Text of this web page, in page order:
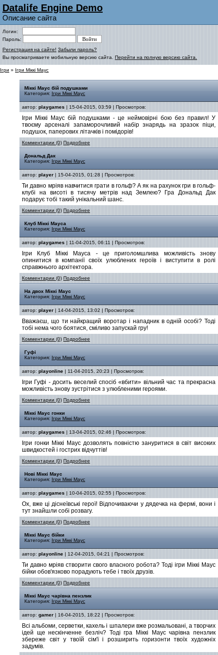
Datalife Engine Demo
Описание сайта
Логин:
Пароль:
Регистрация на сайте! Забыли пароль?
Вы просматриваете мобильную версию сайта. Перейти на полную версию сайта.
Ігри » Ігри Міккі Маус
Міккі Маус бій подушками
Категория: Ігри Міккі Маус
автор: playgames | 15-04-2015, 03:59 | Просмотров:
Ігри Міккі Маус бій подушками - це неймовірні бою без правил! У
твоєму арсеналі запаморочливий набір знарядь на зразок піци,
подушок, паперових літачків і помідорів!
Комментарии (0) Подробнее
Дональд Дак
Категория: Ігри Міккі Маус
автор: player | 15-04-2015, 01:28 | Просмотров:
Ти давно мріяв навчитися грати в гольф? А як на рахунок гри в гольф-
клубі на висоті в тисячу метрів над Землею? Гра Дональд Дак
подарує тобі такий унікальний шанс.
Комментарии (0) Подробнее
Клуб Міккі Мауса
Категория: Ігри Міккі Маус
автор: playgames | 11-04-2015, 06:11 | Просмотров:
Ігри Клуб Міккі Мауса - це приголомшлива можливість знову
опинитися в компанії своїх улюблених героїв і виступити в ролі
справжнього архітектора.
Комментарии (0) Подробнее
На двох Міккі Маус
Категория: Ігри Міккі Маус
автор: player | 14-04-2015, 13:02 | Просмотров:
Вважаєш, що ти найкращий воротар і нападник в одній особі? Тоді
тобі нема чого боятися, сміливо запускай гру!
Комментарии (0) Подробнее
Гуфі
Категория: Ігри Міккі Маус
автор: playonline | 11-04-2015, 20:23 | Просмотров:
Ігри Гуфі - досить веселий спосіб «вбити» вільний час та прекрасна
можливість знову зустрітися з улюбленими героями.
Комментарии (0) Подробнее
Міккі Маус гонки
Категория: Ігри Міккі Маус
автор: playgames | 13-04-2015, 02:46 | Просмотров:
Ігри гонки Міккі Маус дозволять повністю зануритися в світ високих
швидкостей і гострих відчуттів!
Комментарии (0) Подробнее
Нові Міккі Маус
Категория: Ігри Міккі Маус
автор: playgames | 10-04-2015, 02:55 | Просмотров:
Ох, вже ці діснеївські герої! Відпочиваючи у дядечка на фермі, вони і
тут знайшли собі розвагу.
Комментарии (0) Подробнее
Міккі Маус бійки
Категория: Ігри Міккі Маус
автор: playonline | 12-04-2015, 04:21 | Просмотров:
Ти давно мріяв створити свого власного робота? Тоді ігри Міккі Маус
бійки обов'язково порадують тебе і твоїх друзів.
Комментарии (0) Подробнее
Міккі Маус чарівна пензлик
Категория: Ігри Міккі Маус
автор: gamer | 16-04-2015, 18:22 | Просмотров:
Всі альбоми, серветки, кахель і шпалери вже розмальовані, а творчих
ідей ще нескінченне безліч? Тоді гра Міккі Маус чарівна пензлик
збереже світ у твоїй сім'ї і розширить горизонти твоїх художніх
задумів.